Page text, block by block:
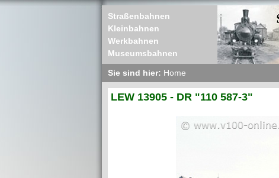
Straßenbahnen
Kleinbahnen
Werkbahnen
Museumsbahnen
Sie sind hier: Home
LEW 13905 - DR "110 587-3"